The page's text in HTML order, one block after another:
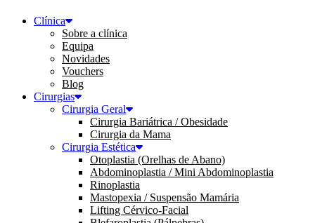
Clínica
Sobre a clínica
Equipa
Novidades
Vouchers
Blog
Cirurgias
Cirurgia Geral
Cirurgia Bariátrica / Obesidade
Cirurgia da Mama
Cirurgia Estética
Otoplastia (Orelhas de Abano)
Abdominoplastia / Mini Abdominoplastia
Rinoplastia
Mastopexia / Suspensão Mamária
Lifting Cérvico-Facial